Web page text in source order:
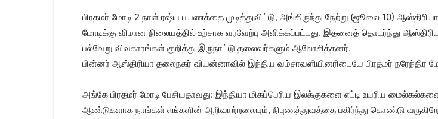
பிரதமர் மோடி 2 நாள் ரஷ்ய பயணத்தை முடித்துவிட்டு, அங்கிருந்து நேற்று (ஜூலை 10)
மோடிக்கு விமான நிலையத்தில் உற்சாக வரவேற்பு அளிக்கப்பட்டது. இதனைத் தொடர்ந்து
பல்வேறு விவகாரங்கள் குறித்து இருநாட்டு தலைவர்களும் ஆலோசித்தனர்.
பின்னர் ஆஸ்திரியா தலைநகர் வியன்னாவில் இந்திய வம்சாவளியினரிடையே பிரதமர் நரேந்திர
அங்கே பிரதமர் மோடி பேசியதாவது: இந்தியா மிகப்பெரிய இலக்குகளை எட்டி உயரிய
ஆண்டுகளாக நாங்கள் எங்களின் அறிவாற்றலையும், நிபுணத்துவத்தை பகிர்ந்து கொண்டு